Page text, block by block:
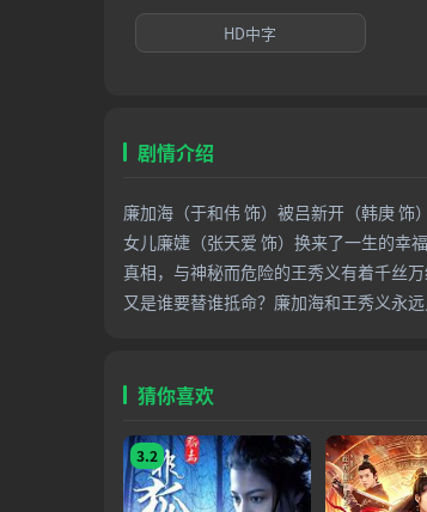
HD中字
剧情介绍
廉加海（于和伟 饰）被吕新开（韩庚
女儿廉婕（张天爱 饰）换来了一生的
真相，与神秘而危险的王秀义有着千丝
又是谁要替谁抵命？廉加海和王秀义
猜你喜欢
3.2